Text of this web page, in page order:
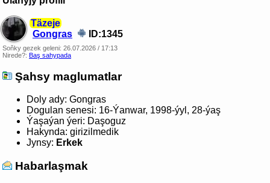
Täzeje
Gongras
ID:1345
Soňky gezek geleni: 26.07.2026 / 17:13
Nirede?: Baş sahypada
Şahsy maglumatlar
Doly ady: Gongras
Dogulan senesi: 16-Ýanwar, 1998-ýyl, 28-ýaş
Ýaşaýan ýeri: Daşoguz
Hakynda: girizilmedik
Jynsy: Erkek
Habarlaşmak